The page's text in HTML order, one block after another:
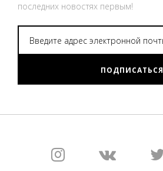
последних новостях первым!
ПОДПИСАТЬСЯ